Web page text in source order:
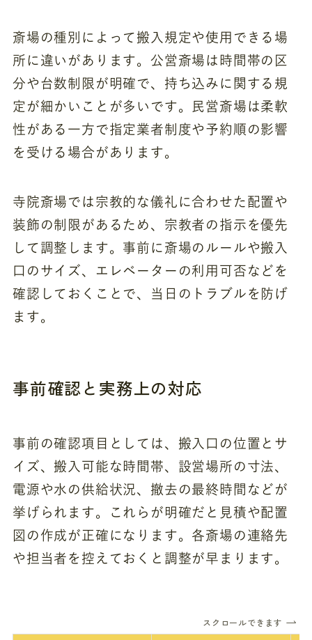
斎場の種別によって搬入規定や使用できる場
所に違いがあります。公営斎場は時間帯の区
分や台数制限が明確で、持ち込みに関する規
定が細かいことが多いです。民営斎場は柔軟
性がある一方で指定業者制度や予約順の影響
を受ける場合があります。
寺院斎場では宗教的な儀礼に合わせた配置や
装飾の制限があるため、宗教者の指示を優先
して調整します。事前に斎場のルールや搬入
口のサイズ、エレベーターの利用可否などを
確認しておくことで、当日のトラブルを防げ
ます。
事前確認と実務上の対応
事前の確認項目としては、搬入口の位置とサ
イズ、搬入可能な時間帯、設営場所の寸法、
電源や水の供給状況、撤去の最終時間などが
挙げられます。これらが明確だと見積や配置
図の作成が正確になります。各斎場の連絡先
や担当者を控えておくと調整が早まります。
スクロールできます